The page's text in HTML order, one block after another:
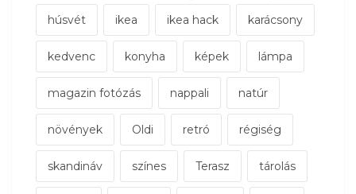
húsvét ikea ikea hack karácsony
kedvenc konyha képek lámpa
magazin fotózás nappali natúr
növények Oldi retró régiség
skandináv színes Terasz tárolás